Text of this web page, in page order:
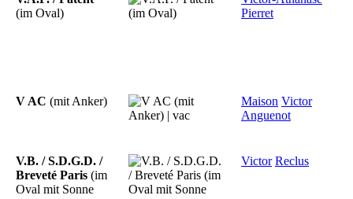
(im Oval)
Pierret
V AC (mit Anker) Maison Victor
Anguenot
V.B. / S.D.G.D. /
Breveté Paris (im
Oval mit Sonne
Victor Reclus